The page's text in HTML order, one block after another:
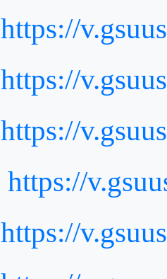
https://
https://
https://
https://
https://